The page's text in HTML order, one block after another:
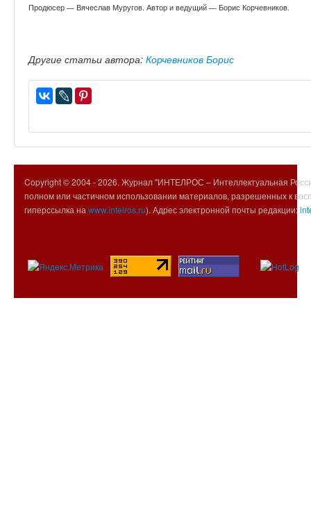
Продюсер — Вячеслав Муругов. Автор и ведущий — Борис Корчевников.
Другие статьи автора: Корчевников Борис
Copyright © 2004 -2026. Журнал "ИНТЕЛРОС – Интеллектуальная
полном или частичном использовании материалов, разрешенных к
гиперссылка на www.intelros.ru). Адрес электронной почты редакции: